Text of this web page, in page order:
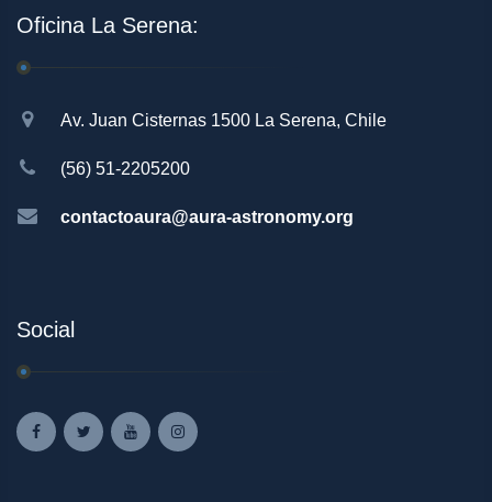
Oficina La Serena:
Av. Juan Cisternas 1500 La Serena, Chile
(56) 51-2205200
contactoaura@aura-astronomy.org
Social